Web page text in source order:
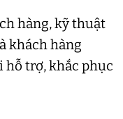
hàng, kỹ thuật
khách hàng
trợ, khắc phục